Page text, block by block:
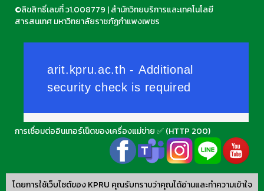
©ลิขสิทธิ์เลขที่ ว1.008779 |สำนักวิทยบริการและเทคโนโลยี
สารสนเทศ มหาวิทยาลัยราชภัฏกำแพงเพชร
การเชื่อมต่ออินเทอร์เน็ตของเครื่องแม่ข่าย ✅ (HTTP 200)
โดยการใช้เว็บไซต์ของ KPRU คุณรับทราบว่าคุณได้อ่านและทำความเข้าใจ